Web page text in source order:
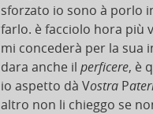
sforzato io sono à porlo
farlo. è facciolo hora più
mi concederà per la sua
dara anche il perficere, è
io aspetto dà Vostra P
altro non li chieggo se